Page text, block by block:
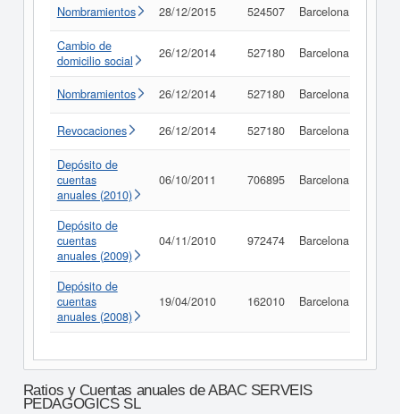
Nombramientos 28/12/2015 524507 Barcelona
Cambio de
domicilio social
26/12/2014 527180 Barcelona
Nombramientos 26/12/2014 527180 Barcelona
Revocaciones 26/12/2014 527180 Barcelona
Depósito de
cuentas
anuales (2010)
06/10/2011 706895 Barcelona
Depósito de
cuentas
anuales (2009)
04/11/2010 972474 Barcelona
Depósito de
cuentas
anuales (2008)
19/04/2010 162010 Barcelona
Ratios y Cuentas anuales de ABAC SERVEIS
PEDAGOGICS SL